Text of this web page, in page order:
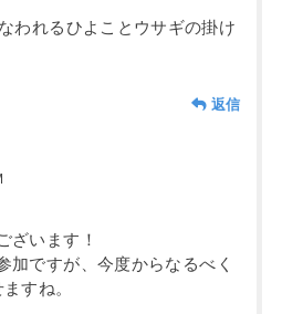
われるひよことウサギの掛け
返信
ざいます！
加ですが、今度からなるべく
すね。